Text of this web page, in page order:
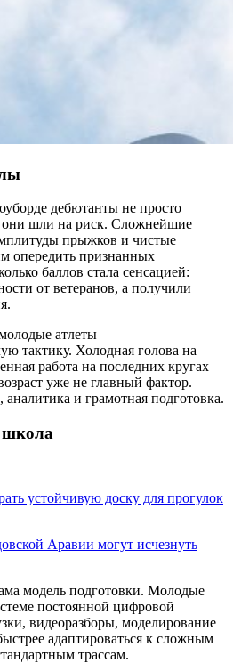
дебютанты не просто
шли на риск. Сложнейшие
прыжков и чистые
опередить признанных
баллов стала сенсацией:
от ветеранов, а получили
атлеты
тактику. Холодная голова на
работа на последних кругах
уже не главный фактор.
и грамотная подготовка.
школа
устойчивую доску для прогулок
Аравии могут исчезнуть
модель подготовки. Молодые
постоянной цифровой
видеоразборы, моделирование
адаптироваться к сложным
трассам.